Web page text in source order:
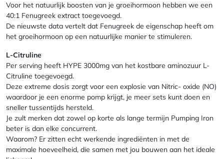
Voor het natuurlijk boosten van je groeihormoon hebben we een
40:1 Fenugreek extract toegevoegd.
De nieuwste data vertelt dat Fenugreek de eigenschap heeft om
het groeihormoon op een natuurlijke manier te stimuleren.
L-Citruline
Per serving heeft HYPE 3000mg van het kostbare aminozuur L-
Citruline toegevoegd.
Deze extreme dosis zorgt voor een explosie van Nitric- oxide (NO)
waardoor je een enorme pomp krijgt, je meer sets kunt doen en
sneller tussentijds hersteld.
Je zult merken dat zowel op korte als lange termijn Pumping Iron
beter is dan elke concurrent.
Waarom? Er zitten echt werkende ingrediënten in met de
maximale hoeveelheid, die samen met jou bouwen aan het ideale